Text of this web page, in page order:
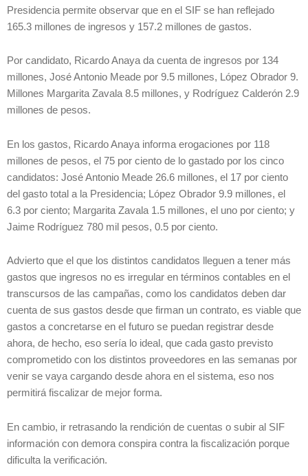
Presidencia permite observar que en el SIF se han reflejado
165.3 millones de ingresos y 157.2 millones de gastos.
Por candidato, Ricardo Anaya da cuenta de ingresos por 134
millones, José Antonio Meade por 9.5 millones, López Obrador 9.
Millones Margarita Zavala 8.5 millones, y Rodríguez Calderón 2.9
millones de pesos.
En los gastos, Ricardo Anaya informa erogaciones por 118
millones de pesos, el 75 por ciento de lo gastado por los cinco
candidatos: José Antonio Meade 26.6 millones, el 17 por ciento
del gasto total a la Presidencia; López Obrador 9.9 millones, el
6.3 por ciento; Margarita Zavala 1.5 millones, el uno por ciento; y
Jaime Rodríguez 780 mil pesos, 0.5 por ciento.
Advierto que el que los distintos candidatos lleguen a tener más
gastos que ingresos no es irregular en términos contables en el
transcursos de las campañas, como los candidatos deben dar
cuenta de sus gastos desde que firman un contrato, es viable que
gastos a concretarse en el futuro se puedan registrar desde
ahora, de hecho, eso sería lo ideal, que cada gasto previsto
comprometido con los distintos proveedores en las semanas por
venir se vaya cargando desde ahora en el sistema, eso nos
permitirá fiscalizar de mejor forma.
En cambio, ir retrasando la rendición de cuentas o subir al SIF
información con demora conspira contra la fiscalización porque
dificulta la verificación.